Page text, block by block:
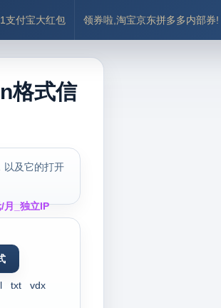
支付宝大红包 领券啦,淘宝京东拼多多内部券!
格式信
以及它的打开
月_独立IP
txt
vdx